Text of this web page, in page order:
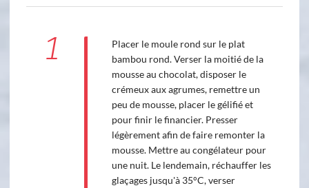
1
Placer le moule rond sur le plat
bambou rond. Verser la moitié de la
mousse au chocolat, disposer le
crémeux aux agrumes, remettre un
peu de mousse, placer le gélifié et
pour finir le financier. Presser
légèrement afin de faire remonter la
mousse. Mettre au congélateur pour
une nuit. Le lendemain, réchauffer les
glaçages jusqu'à 35°C, verser